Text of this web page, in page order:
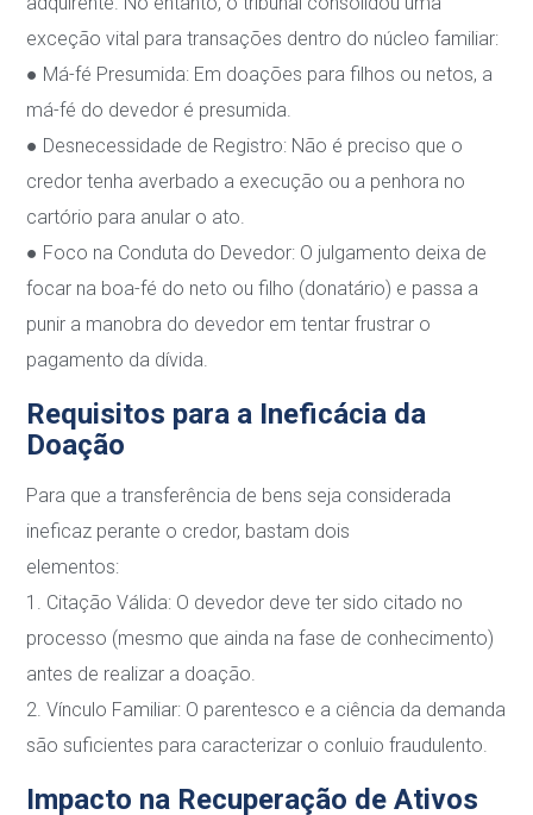
exceção vital para transações dentro do núcleo familiar:
● Má-fé Presumida: Em doações para filhos ou netos, a
má-fé do devedor é presumida.
● Desnecessidade de Registro: Não é preciso que o
credor tenha averbado a execução ou a penhora no
cartório para anular o ato.
● Foco na Conduta do Devedor: O julgamento deixa de
focar na boa-fé do neto ou filho (donatário) e passa a
punir a manobra do devedor em tentar frustrar o
pagamento da dívida.
Requisitos para a Ineficácia da
Doação
Para que a transferência de bens seja considerada
ineficaz perante o credor, bastam dois
elementos:
1.
Citação Válida: O devedor deve ter sido citado no
processo (mesmo que ainda na fase de conhecimento)
antes de realizar a doação.
2. Vínculo Familiar: O parentesco e a ciência da demanda
são suficientes para caracterizar o conluio fraudulento.
Impacto na Recuperação de Ativos